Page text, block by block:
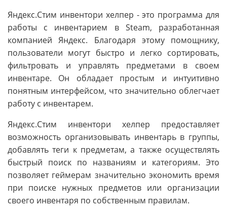
Яндекс.Стим инвентори хелпер - это программа для
работы с инвентарием в Steam, разработанная
компанией Яндекс. Благодаря этому помощнику,
пользователи могут быстро и легко сортировать,
фильтровать и управлять предметами в своем
инвентаре. Он обладает простым и интуитивно
понятным интерфейсом, что значительно облегчает
работу с инвентарем.
Яндекс.Стим инвентори хелпер предоставляет
возможность организовывать инвентарь в группы,
добавлять теги к предметам, а также осуществлять
быстрый поиск по названиям и категориям. Это
позволяет геймерам значительно экономить время
при поиске нужных предметов или организации
своего инвентаря по собственным правилам.